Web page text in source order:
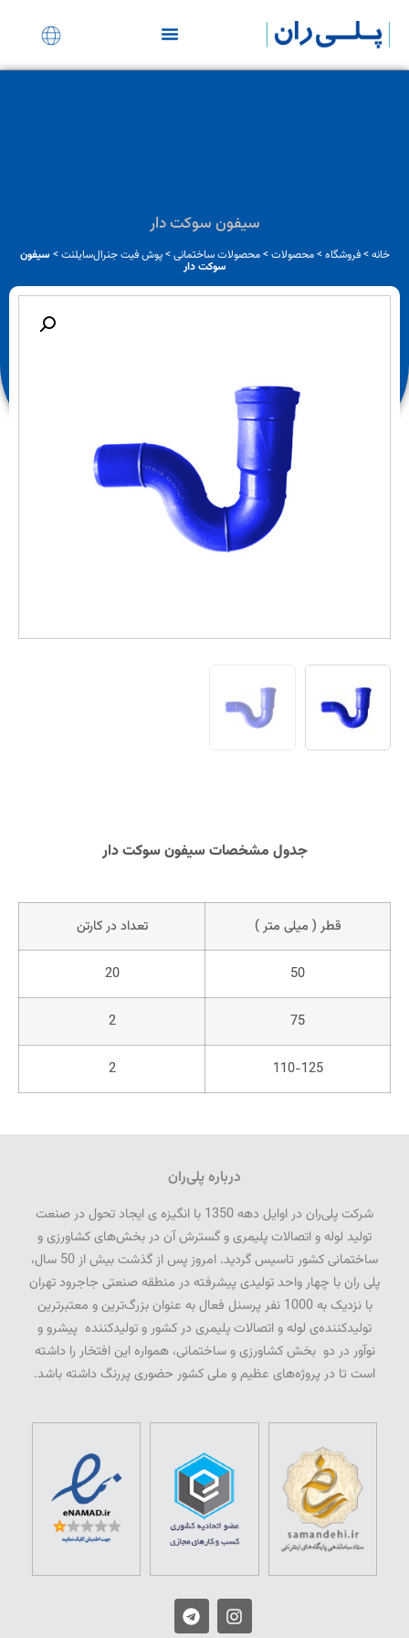
سیفون سوکت دار
خانه>فروشگاه>محصولات>محصولات ساختمانی>پوش فیت جنرال‌سایلنت> سیفون
سوکت دار
جدول مشخصات سیفون سوکت دار
قطر ( میلی متر ) تعداد در کارتن
50
20
75
2
110-125
2
درباره پلی‌ران
شرکت پلی­‌ران در اوایل دهه 1350 با انگیزه­ ی ایجاد تحول در صنعت
تولید لوله و اتصالات پلیمری و گسترش آن در بخش‌­های کشاورزی و
ساختمانی کشور تاسیس گردید. امروز پس از گذشت بیش از 50 سال­،
پلی­ ران با چهار واحد تولیدی پیشرفته در منطقه صنعتی جاجرود تهران
با نزدیک به 1000 نفر پرسنل فعال به عنوان بزرگ‌ترین و معتبرترین
تولیدکننده‌ی لوله و اتصالات پلیمری در کشور و تولیدکننده پیشرو و
نوآور در دو بخش کشاورزی و ساختمانی، همواره این افتخار را داشته
است تا در پروژه‌های عظیم و ملی کشور حضوری پررنگ داشته باشد.